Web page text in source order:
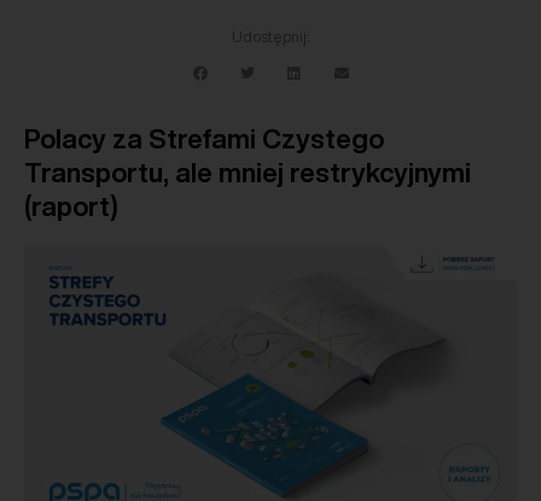
Udostępnij:
Polacy za Strefami Czystego
Transportu, ale mniej restrykcyjnymi
(raport)